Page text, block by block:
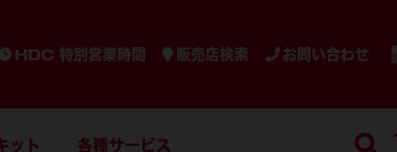
HDC 特別営業時間 販売店検索 お問い合わせ
ット 各種サービス 検索